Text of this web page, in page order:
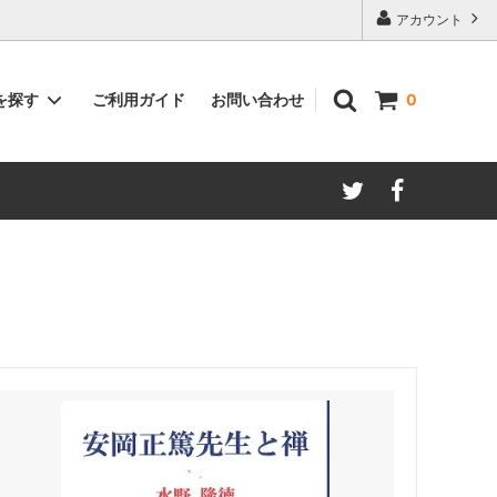
アカウント
0
探す ご利用ガイド お問い合わせ